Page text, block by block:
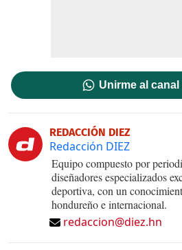
Unirme al
REDACCIÓN DIEZ
Redacción DIEZ
Equipo compuesto por
diseñadores especializados
deportiva, con un
hondureño e internacional.
redaccion@diez.hn